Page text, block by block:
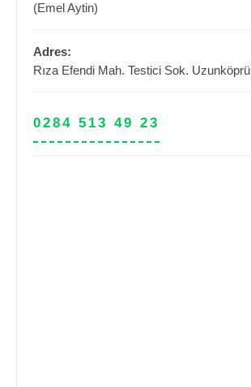
(Emel Aytin)
Adres:
Rıza Efendi Mah. Testici Sok. Uzunköprü
0284 513 49 23